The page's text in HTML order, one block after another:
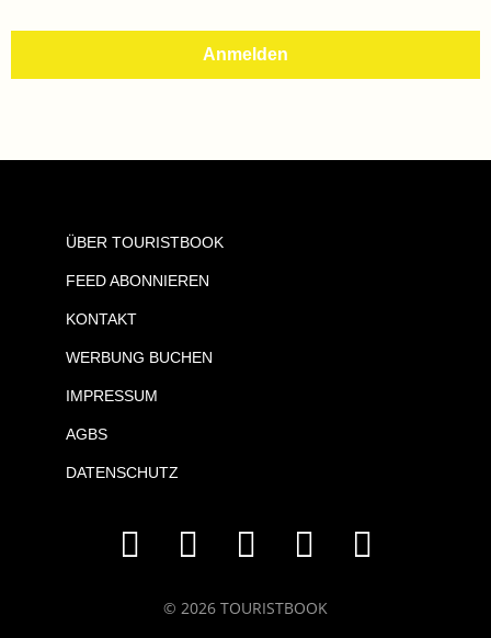
ÜBER TOURISTBOOK
FEED ABONNIEREN
KONTAKT
WERBUNG BUCHEN
IMPRESSUM
AGBS
DATENSCHUTZ
© 2026 TOURISTBOOK